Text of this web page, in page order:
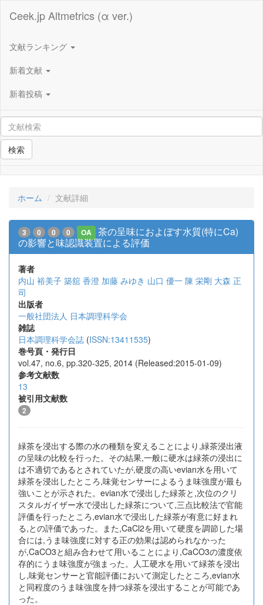
Ceek.jp Altmetrics (α ver.)
文献ランキング
新着文献
新着投稿
検索
ホーム 文献詳細
3 0 0 0 OA
茶の呈味におよぼす水質(特にCa)
の影響と味認識装置による評価
著者
内山 裕美子 築舘 香澄 加藤 みゆき 山口 優一 陳 栄剛 大森 正
司
出版者
一般社団法人 日本調理科学会
雑誌
日本調理科学会誌 (ISSN:13411535)
巻号頁・発行日
vol.47, no.6, pp.320-325, 2014 (Released:2015-01-09)
参考文献数
13
被引用文献数
2
緑茶を浸出する際の水の種類を変えることにより,緑茶浸出液
の呈味の比較を行った。その結果,一般に硬水は緑茶の浸出に
は不適切であるとされていたが,硬度の高いevian水を用いて
緑茶を浸出したところ,味覚センサーによるうま味強度が最も
強いことが示された。evian水で浸出した緑茶と,次位のクリ
スタルガイザー水で浸出した緑茶について,三点比較法で官能
評価を行ったところ,evian水で浸出した緑茶が有意に好まれ
る,との評価であった。また,CaCl2を用いて硬度を調節した場
合には,うま味強度に対する正の効果は認められなかった
が,CaCO3と組み合わせて用いることにより,CaCO3の濃度依
存的にうま味強度が強まった。人工硬水を用いて緑茶を浸出
し,味覚センサーと官能評価において測定したところ,evian水
と同程度のうま味強度を持つ緑茶を浸出することが可能であ
った。